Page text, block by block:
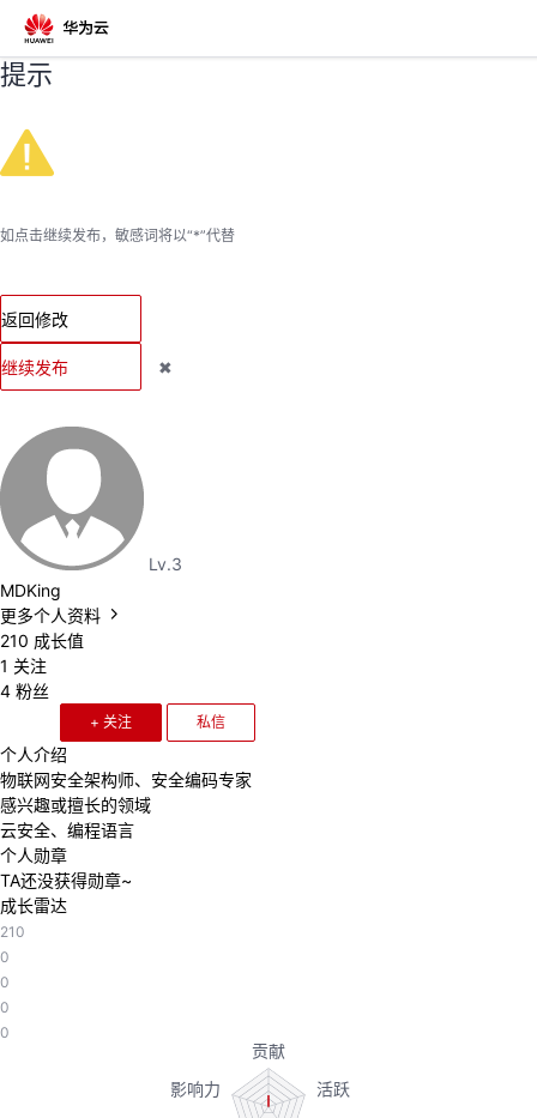
返
人
页
我
开
发
者
我
的
博
客
我
的
论
坛
我
的
圈
我
的
我
提示
如点击继续发布，敏感词将以“*”代替
返回修改
继续发布 ✖
Lv.3
MDKing
更多个人资料
210 成长值
1 关注
4 粉丝
+ 关注 私信
个人介绍
物联网安全架构师、安全编码专家
感兴趣或擅长的领域
云安全、编程语言
个人勋章
TA还没获得勋章~
成长雷达
210
0
0
0
0